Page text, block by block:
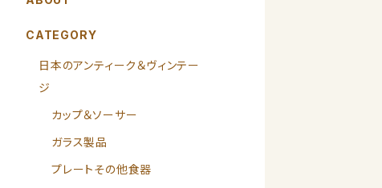
CATEGORY
日本のアンティーク＆ヴィンテー
ジ
カップ＆ソーサー
ガラス製品
プレートその他食器